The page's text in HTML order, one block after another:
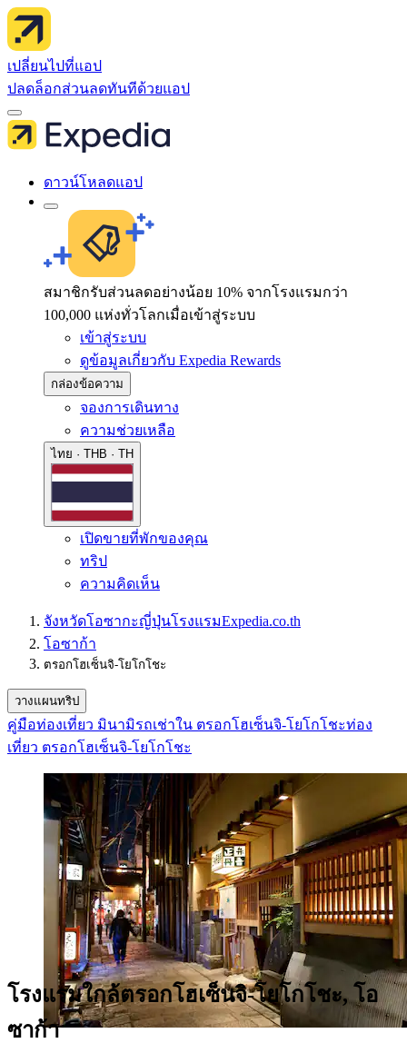
เปลี่ยนไปที่แอป
ปลดล็อกส่วนลดทันทีด้วยแอป
ดาวน์โหลดแอป
สมาชิกรับส่วนลดอย่างน้อย 10% จากโรงแรมกว่า
100,000 แห่งทั่วโลกเมื่อเข้าสู่ระบบ
เข้าสู่ระบบ
ดูข้อมูลเกี่ยวกับ Expedia Rewards
กล่องข้อความ
จองการเดินทาง
ความช่วยเหลือ
ไทย · THB · TH
เปิดขายที่พักของคุณ
ทริป
ความคิดเห็น
จังหวัดโอซากะญี่ปุ่นโรงแรมExpedia.co.th
โอซาก้า
ตรอกโฮเซ็นจิ-โยโกโชะ
วางแผนทริป
คู่มือท่องเที่ยว มินามิรถเช่าใน ตรอกโฮเซ็นจิ-โยโกโชะท่อง
เที่ยว ตรอกโฮเซ็นจิ-โยโกโชะ
โรงแรมใกล้ตรอกโฮเซ็นจิ-โยโกโชะ, โอ
ซาก้า